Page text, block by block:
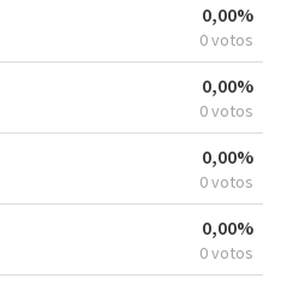
0,00%
0 votos
0,00%
0 votos
0,00%
0 votos
0,00%
0 votos